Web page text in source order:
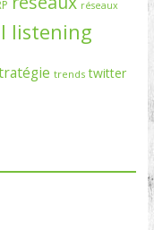
réseaux
listening
trends twitter